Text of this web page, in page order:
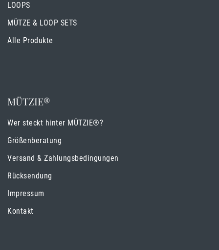
LOOPS
MÜTZE & LOOP SETS
Alle Produkte
MÜTZIE®
Wer steckt hinter MÜTZIE®?
Größenberatung
Versand & Zahlungsbedingungen
Rücksendung
Impressum
Kontakt